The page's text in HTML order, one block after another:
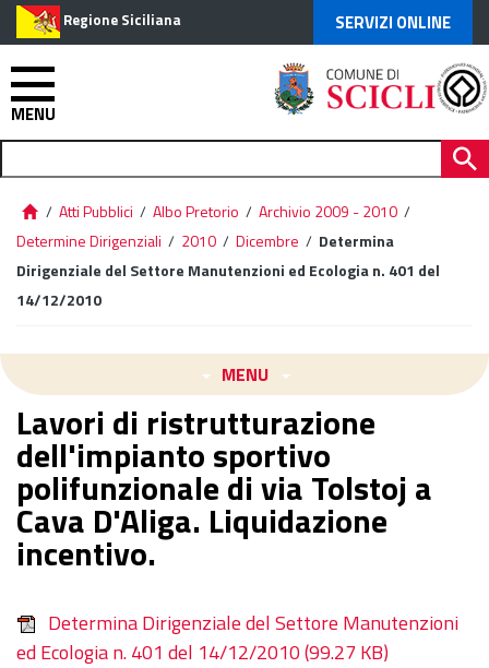
Regione Siciliana SERVIZI ONLINE
MENU
/ Atti Pubblici / Albo Pretorio / Archivio 2009 - 2010 /
Determine Dirigenziali / 2010 / Dicembre / Determina
Dirigenziale del Settore Manutenzioni ed Ecologia n. 401 del
14/12/2010
MENU
Lavori di ristrutturazione
dell'impianto sportivo
polifunzionale di via Tolstoj a
Cava D'Aliga. Liquidazione
incentivo.
Determina Dirigenziale del Settore Manutenzioni
ed Ecologia n. 401 del 14/12/2010(99.27 KB)